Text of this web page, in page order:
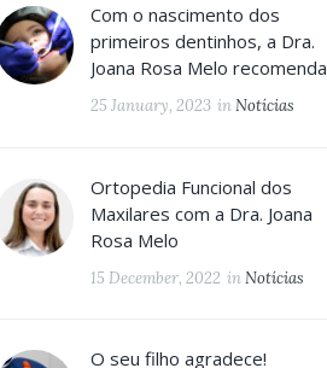
Com o nascimento dos
primeiros dentinhos, a Dra.
Joana Rosa Melo recomenda
25 January, 2023 inNotícias
Ortopedia Funcional dos
Maxilares com a Dra. Joana
Rosa Melo
15 December, 2022 inNotícias
O seu filho agradece!